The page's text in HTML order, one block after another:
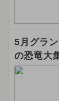
5月グラ
の恐竜大